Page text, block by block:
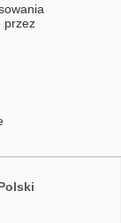
przez